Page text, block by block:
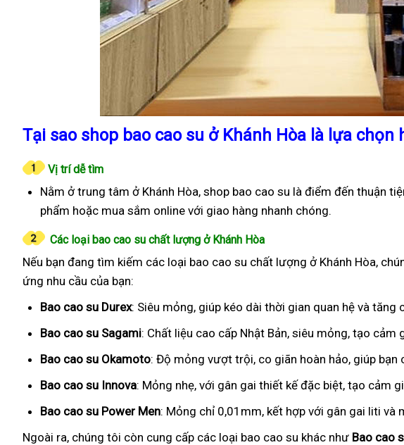
Tại sao shop bao cao su ở Khánh Hòa là lựa chọn
Vị trí dễ tìm
Nằm ở trung tâm ở Khánh Hòa, shop bao cao su là điểm đến thuận
phẩm hoặc mua sắm online với giao hàng nhanh chóng.
Các loại bao cao su chất lượng ở Khánh Hòa
Nếu bạn đang tìm kiếm các loại bao cao su chất lượng ở Khánh Hòa,
ứng nhu cầu của bạn:
Bao cao su Durex: Siêu mỏng, giúp kéo dài thời gian quan hệ và tăng
Bao cao su Sagami: Chất liệu cao cấp Nhật Bản, siêu mỏng, tạo
Bao cao su Okamoto: Độ mỏng vượt trội, co giãn hoàn hảo, giúp
Bao cao su Innova: Mỏng nhẹ, với gân gai thiết kế đặc biệt, tạo cảm
Bao cao su Power Men: Mỏng chỉ 0,01mm, kết hợp với gân gai liti và
Ngoài ra, chúng tôi còn cung cấp các loại bao cao su khác như Bao cao